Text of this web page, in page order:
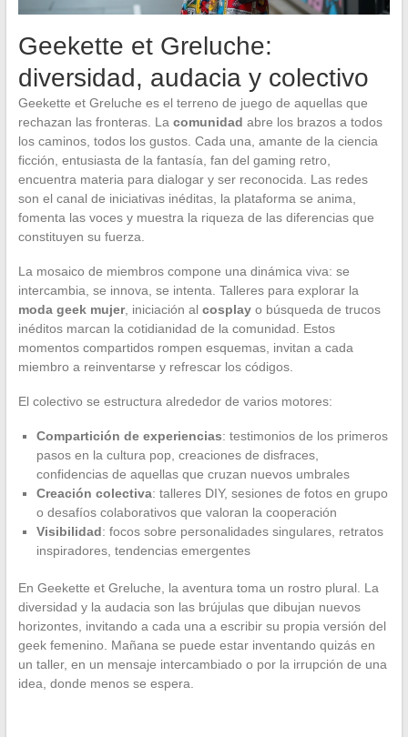
Geekette et Greluche:
diversidad, audacia y colectivo
Geekette et Greluche es el terreno de juego de aquellas que
rechazan las fronteras. La comunidad abre los brazos a todos
los caminos, todos los gustos. Cada una, amante de la ciencia
ficción, entusiasta de la fantasía, fan del gaming retro,
encuentra materia para dialogar y ser reconocida. Las redes
son el canal de iniciativas inéditas, la plataforma se anima,
fomenta las voces y muestra la riqueza de las diferencias que
constituyen su fuerza.
La mosaico de miembros compone una dinámica viva: se
intercambia, se innova, se intenta. Talleres para explorar la
moda geek mujer, iniciación al cosplayo búsqueda de trucos
inéditos marcan la cotidianidad de la comunidad. Estos
momentos compartidos rompen esquemas, invitan a cada
miembro a reinventarse y refrescar los códigos.
El colectivo se estructura alrededor de varios motores:
Compartición de experiencias: testimonios de los primeros
pasos en la cultura pop, creaciones de disfraces,
confidencias de aquellas que cruzan nuevos umbrales
Creación colectiva: talleres DIY, sesiones de fotos en grupo
o desafíos colaborativos que valoran la cooperación
Visibilidad: focos sobre personalidades singulares, retratos
inspiradores, tendencias emergentes
En Geekette et Greluche, la aventura toma un rostro plural. La
diversidad y la audacia son las brújulas que dibujan nuevos
horizontes, invitando a cada una a escribir su propia versión del
geek femenino. Mañana se puede estar inventando quizás en
un taller, en un mensaje intercambiado o por la irrupción de una
idea, donde menos se espera.